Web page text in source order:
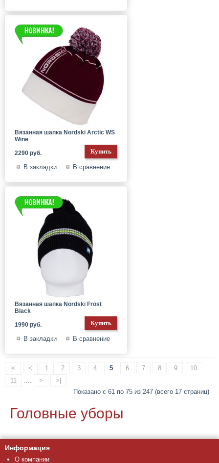
Вязанная шапка Nordski Arctic WS
Wine
2290 руб.
В закладки В сравнение
Вязанная шапка Nordski Frost
Black
1990 руб.
В закладки В сравнение
|< < 1 2 3 4 5 6 7 8 9
10
11
.... >
>|
Показано с 61 по 75 из 247 (всего 17 страниц)
Головные уборы
Информация
О компании